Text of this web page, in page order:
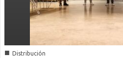
■ Distribución